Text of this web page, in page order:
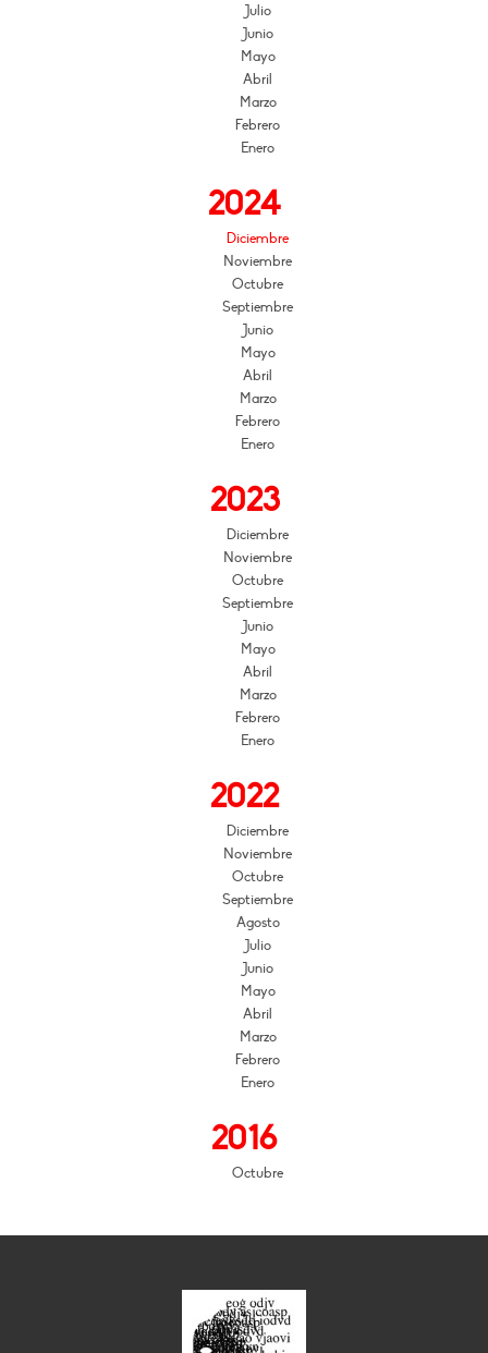
Julio
Junio
Mayo
Abril
Marzo
Febrero
Enero
2024
Diciembre
Noviembre
Octubre
Septiembre
Junio
Mayo
Abril
Marzo
Febrero
Enero
2023
Diciembre
Noviembre
Octubre
Septiembre
Junio
Mayo
Abril
Marzo
Febrero
Enero
2022
Diciembre
Noviembre
Octubre
Septiembre
Agosto
Julio
Junio
Mayo
Abril
Marzo
Febrero
Enero
2016
Octubre